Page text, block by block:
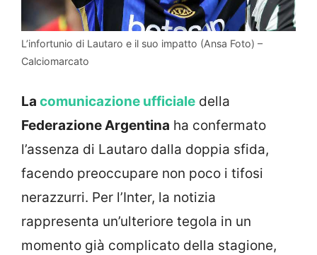
L’infortunio di Lautaro e il suo impatto (Ansa Foto) –
Calciomarcato
La comunicazione ufficiale della
Federazione Argentina ha confermato
l’assenza di Lautaro dalla doppia sfida,
facendo preoccupare non poco i tifosi
nerazzurri. Per l’Inter, la notizia
rappresenta un’ulteriore tegola in un
momento già complicato della stagione,